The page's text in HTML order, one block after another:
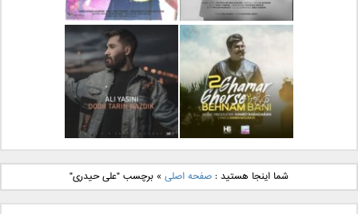
دانلود آهنگ جدید مهدی
یراحی بنام اسرار
دانلود آهنگ جدید فرزاد
فرزین بنام آتیش
دانلود آهنگ جدید بهنام
بانی بنام قرص قمر 2
دانلود آهنگ جدید علی
یاسینی بنام دورترین نزدیک
شما اینجا هستید :صفحه اصلی »برچسب "علی حیدری"